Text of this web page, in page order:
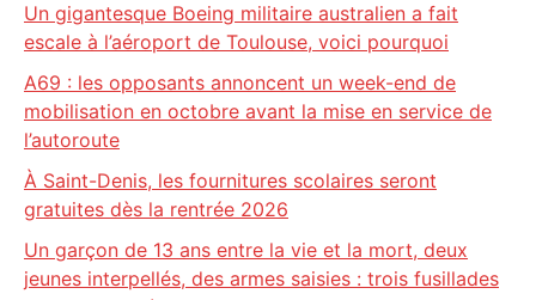
Un gigantesque Boeing militaire australien a fait
escale à l’aéroport de Toulouse, voici pourquoi
A69 : les opposants annoncent un week-end de
mobilisation en octobre avant la mise en service de
l’autoroute
À Saint-Denis, les fournitures scolaires seront
gratuites dès la rentrée 2026
Un garçon de 13 ans entre la vie et la mort, deux
jeunes interpellés, des armes saisies : trois fusillades